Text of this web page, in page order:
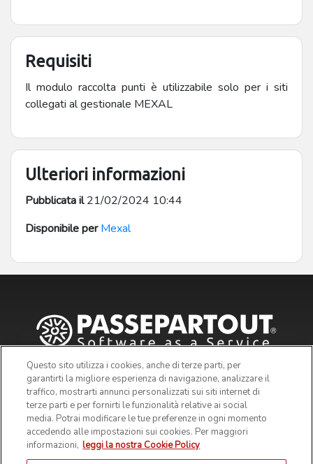
Requisiti
Il modulo raccolta punti è utilizzabile solo per i siti
collegati al gestionale MEXAL
Ulteriori informazioni
Pubblicata il21/02/2024 10:44
Disponibile per Mexal
Questo sito utilizza i cookies, anche di terze parti, per
garantirti la migliore esperienza di navigazione, analizzare il
traffico, mostrarti annunci personalizzati sui siti internet di
terze parti e per fornirti le funzionalità relative ai social
media. Potrai modificare le tue preferenze in ogni momento
accedendo alle impostazioni sui cookies. Per maggiori
informazioni, leggi la nostra Cookie Policy